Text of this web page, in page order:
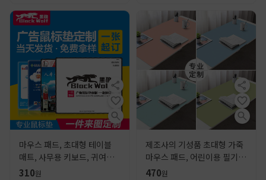
마우스 패드, 초대형 테이블
매트, 사무용 키보드, 귀여운
소형 게임용, 사진으로 맞춤
310원
제조사의 기성품 초대형 가죽
마우스 패드, 어린이용 필기
패드, 방수 및 두꺼운 미끄럼
470원